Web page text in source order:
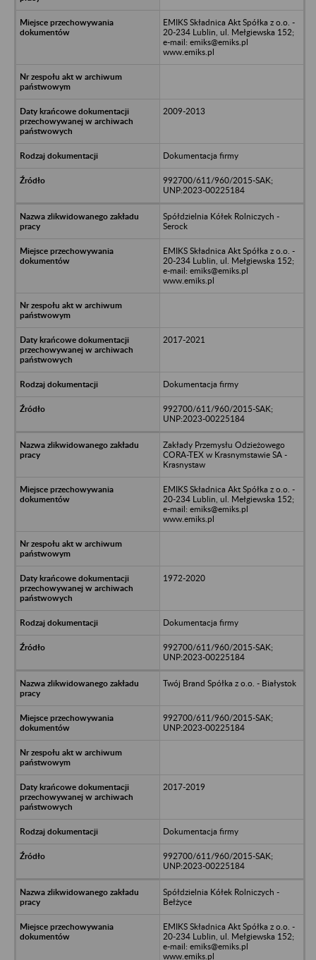
EMIKS Składnica Akt Spółka z o.o. -
20-234 Lublin, ul. Mełgiewska 152;
e-mail: emiks@emiks.pl
www.emiks.pl
2009-2013
Dokumentacja firmy
992700/611/960/2015-SAK;
UNP:2023-00225184
Spółdzielnia Kółek Rolniczych -
Serock
EMIKS Składnica Akt Spółka z o.o. -
20-234 Lublin, ul. Mełgiewska 152;
e-mail: emiks@emiks.pl
www.emiks.pl
2017-2021
Dokumentacja firmy
992700/611/960/2015-SAK;
UNP:2023-00225184
Zakłady Przemysłu Odzieżowego
CORA-TEX w Krasnymstawie SA -
Krasnystaw
EMIKS Składnica Akt Spółka z o.o. -
20-234 Lublin, ul. Mełgiewska 152;
e-mail: emiks@emiks.pl
www.emiks.pl
1972-2020
Dokumentacja firmy
992700/611/960/2015-SAK;
UNP:2023-00225184
Twój Brand Spółka z o.o. - Białystok
992700/611/960/2015-SAK;
UNP:2023-00225184
2017-2019
Dokumentacja firmy
992700/611/960/2015-SAK;
UNP:2023-00225184
Spółdzielnia Kółek Rolniczych -
Bełżyce
EMIKS Składnica Akt Spółka z o.o. -
20-234 Lublin, ul. Mełgiewska 152;
e-mail: emiks@emiks.pl
www.emiks.pl